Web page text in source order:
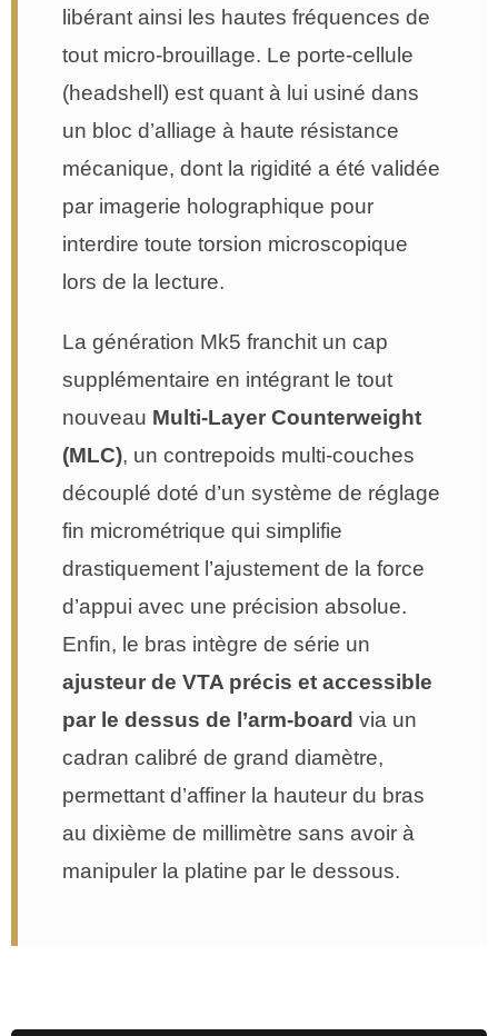
libérant ainsi les hautes fréquences de
tout micro-brouillage. Le porte-cellule
(headshell) est quant à lui usiné dans
un bloc d’alliage à haute résistance
mécanique, dont la rigidité a été validée
par imagerie holographique pour
interdire toute torsion microscopique
lors de la lecture.
La génération Mk5 franchit un cap
supplémentaire en intégrant le tout
nouveau Multi-Layer Counterweight
(MLC), un contrepoids multi-couches
découplé doté d’un système de réglage
fin micrométrique qui simplifie
drastiquement l’ajustement de la force
d’appui avec une précision absolue.
Enfin, le bras intègre de série un
ajusteur de VTA précis et accessible
par le dessus de l’arm-board via un
cadran calibré de grand diamètre,
permettant d’affiner la hauteur du bras
au dixième de millimètre sans avoir à
manipuler la platine par le dessous.